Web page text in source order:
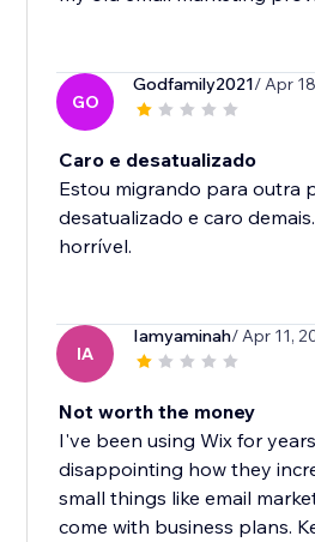
GO
Godfamily2021/ Apr
Caro e desatualizado
Estou migrando para outra
desatualizado e caro
horrível.
IA
Iamyaminah/ Apr 11,
Not worth the money
I've been using Wix for
disappointing how they
small things like email
come with business plans.